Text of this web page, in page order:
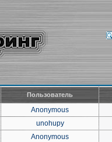
Пользователь
Anonymous
unohupy
Anonymous